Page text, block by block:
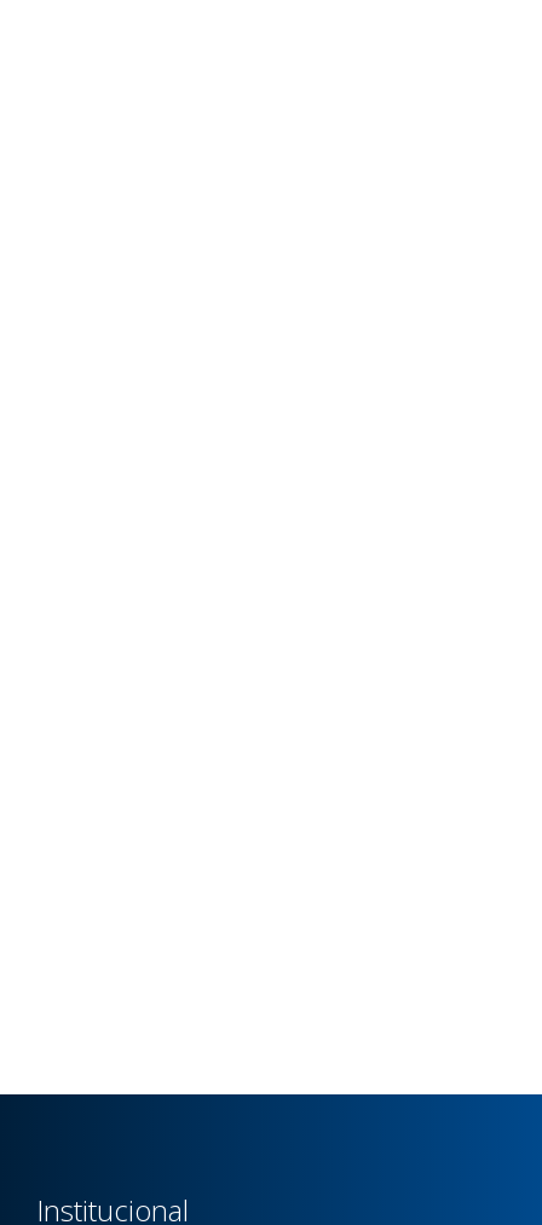
Institucional